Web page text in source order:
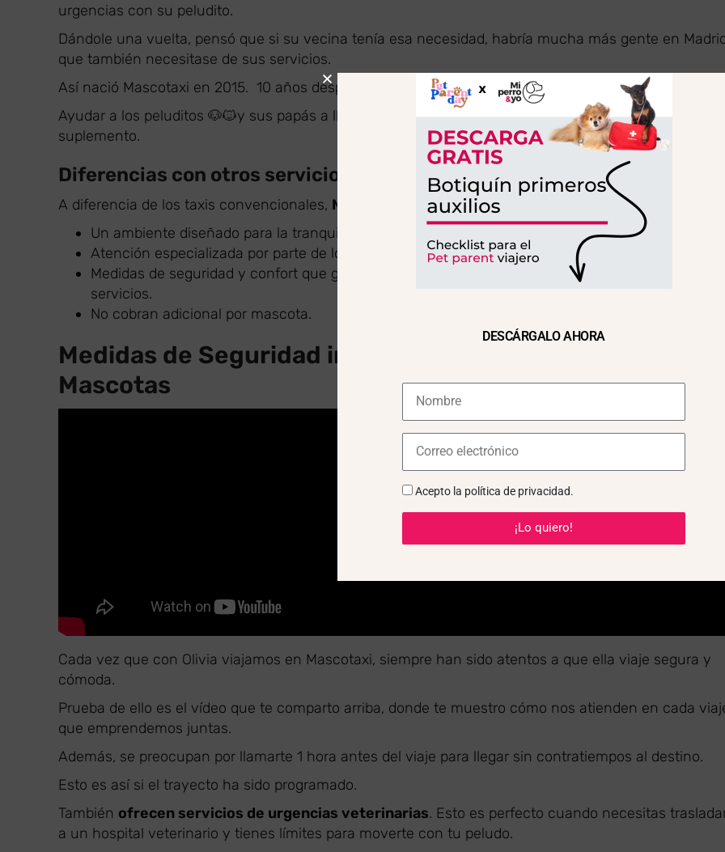
urgencias con su peludito.
Dándole una vuelta, pensó que si su vecina tenía esa necesidad, habría mucha más gente en
que también necesitase de sus servicios.
Así nació Mascotaxi en 2015. 10 años después seguimos con la misma filosofía.
Ayudar a los peluditos 🐶🐱y sus papás a llegar donde necesiten, sin cobrar ningún importe extra, ni
suplemento.
Diferencias con otros servicios de transporte
A diferencia de los taxis convencionales, Mascotaxi en Madrid ofrece
Un ambiente diseñado para la tranquilidad de los perros y gatos.
Atención especializada por parte de los conductores.
Medidas de seguridad y confort que garantizan el bienestar animal y no se encuentran en otros
servicios.
No cobran adicional por mascota.
Medidas de Seguridad implementadas en el Transporte
Mascotas
Cada vez que con Olivia viajamos en Mascotaxi, siempre han sido atentos a que ella viaje segura y
cómoda.
Prueba de ello es el vídeo que te comparto arriba, donde te muestro cómo nos atienden en cada
que emprendemos juntas.
Además, se preocupan por llamarte 1 hora antes del viaje para llegar sin contratiempos al destino.
Esto es así si el trayecto ha sido programado.
También ofrecen servicios de urgencias veterinarias. Esto es perfecto cuando necesitas
a un hospital veterinario y tienes límites para moverte con tu peludo.
DESCÁRGALO AHORA
Acepto la política de privacidad.
¡Lo quiero!